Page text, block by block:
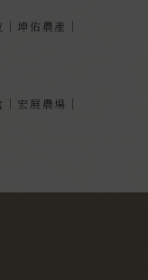
坤佑農產｜
宏展農場｜